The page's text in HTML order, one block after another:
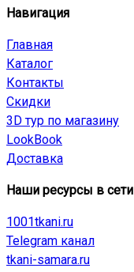
Навигация
Главная
Каталог
Контакты
Скидки
3D тур по магазину
LookBook
Доставка
Наши ресурсы в сети
1001tkani.ru
Telegram канал
tkani-samara.ru